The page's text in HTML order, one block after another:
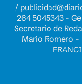
/
264 5045343 -
Secretario de
Mario Romero -